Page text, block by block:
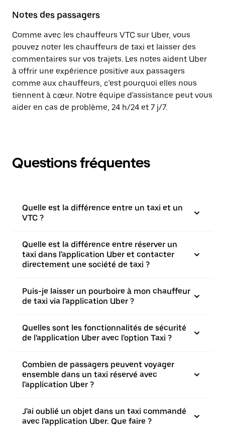
Notes des passagers
Comme avec les chauffeurs VTC sur Uber, vous
pouvez noter les chauffeurs de taxi et laisser des
commentaires sur vos trajets. Les notes aident Uber
à offrir une expérience positive aux passagers
comme aux chauffeurs, c'est pourquoi elles nous
tiennent à cœur. Notre équipe d'assistance peut vous
aider en cas de problème, 24 h/24 et 7 j/7.
Questions fréquentes
Quelle est la différence entre un taxi et un
VTC ?
Quelle est la différence entre réserver un
taxi dans l'application Uber et contacter
directement une société de taxi ?
Puis-je laisser un pourboire à mon chauffeur
de taxi via l'application Uber ?
Quelles sont les fonctionnalités de sécurité
de l'application Uber avec l'option Taxi ?
Combien de passagers peuvent voyager
ensemble dans un taxi réservé avec
l'application Uber ?
J'ai oublié un objet dans un taxi commandé
avec l'application Uber. Que faire ?